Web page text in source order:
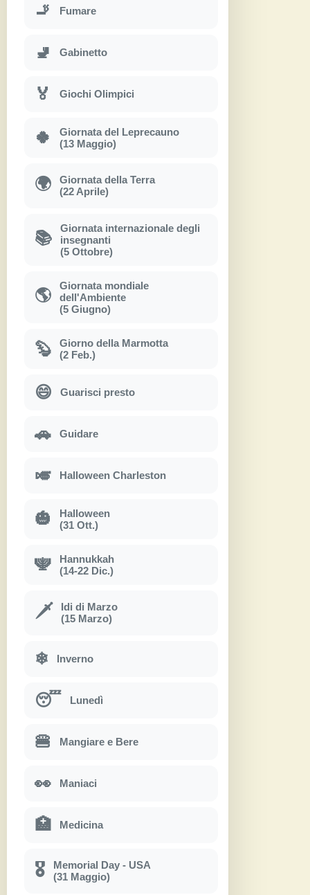
🚬 Fumare
🚽 Gabinetto
🏅 Giochi Olimpici
🍀
Giornata del Leprecauno
(13 Maggio)
🌍
Giornata della Terra
(22 Aprile)
📚
Giornata internazionale degli
insegnanti
(5 Ottobre)
🌎
Giornata mondiale
dell'Ambiente
(5 Giugno)
🦫
Giorno della Marmotta
(2 Feb.)
😄 Guarisci presto
🚗 Guidare
🎺 Halloween Charleston
🎃
Halloween
(31 Ott.)
🕎
Hannukkah
(14-22 Dic.)
🗡
Idi di Marzo
(15 Marzo)
❄ Inverno
😴 Lunedì
🍔 Mangiare e Bere
👀 Maniaci
🏥 Medicina
🎖
Memorial Day - USA
(31 Maggio)